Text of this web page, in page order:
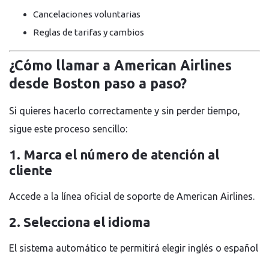
Cancelaciones voluntarias
Reglas de tarifas y cambios
¿Cómo llamar a American Airlines
desde Boston paso a paso?
Si quieres hacerlo correctamente y sin perder tiempo,
sigue este proceso sencillo:
1. Marca el número de atención al
cliente
Accede a la línea oficial de soporte de American Airlines.
2. Selecciona el idioma
El sistema automático te permitirá elegir inglés o español